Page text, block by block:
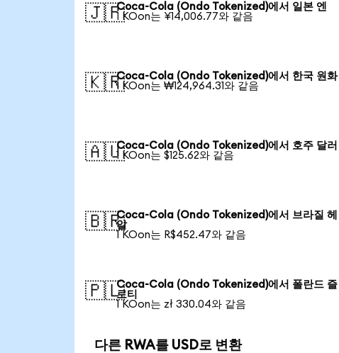
🇯🇵Coca-Cola (Ondo Tokenized)에서 일본 엔
1 KOon는 ¥14,006.77와 같음
🇰🇷Coca-Cola (Ondo Tokenized)에서 한국 원화
1 KOon는 ₩124,964.31와 같음
🇦🇺Coca-Cola (Ondo Tokenized)에서 호주 달러
1 KOon는 $125.62와 같음
🇧🇷Coca-Cola (Ondo Tokenized)에서 브라질 헤
알
1 KOon는 R$452.47와 같음
🇵🇱Coca-Cola (Ondo Tokenized)에서 폴란드 즐
로티
1 KOon는 zł 330.04와 같음
다른 RWA를 USD로 변환